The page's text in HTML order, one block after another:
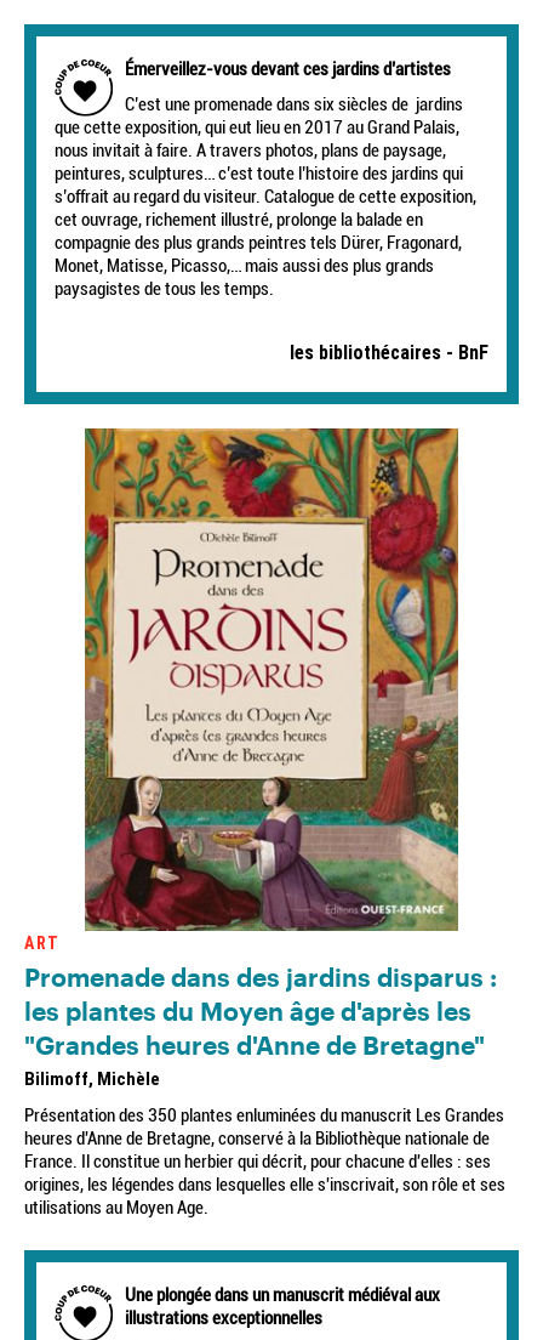
Émerveillez-vous devant ces jardins d’artistes
C’est une promenade dans six siècles de jardins
que cette exposition, qui eut lieu en 2017 au Grand Palais,
nous invitait à faire. A travers photos, plans de paysage,
peintures, sculptures… c’est toute l’histoire des jardins qui
s’offrait au regard du visiteur. Catalogue de cette exposition,
cet ouvrage, richement illustré, prolonge la balade en
compagnie des plus grands peintres tels Dürer, Fragonard,
Monet, Matisse, Picasso,… mais aussi des plus grands
paysagistes de tous les temps.
les bibliothécaires - BnF
ART
Promenade dans des jardins disparus :
les plantes du Moyen âge d'après les
"Grandes heures d'Anne de Bretagne"
Bilimoff, Michèle
Présentation des 350 plantes enluminées du manuscrit Les Grandes
heures d'Anne de Bretagne, conservé à la Bibliothèque nationale de
France. Il constitue un herbier qui décrit, pour chacune d'elles : ses
origines, les légendes dans lesquelles elle s'inscrivait, son rôle et ses
utilisations au Moyen Age.
Une plongée dans un manuscrit médiéval aux
illustrations exceptionnelles